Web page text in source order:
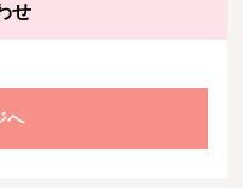
せ
へ